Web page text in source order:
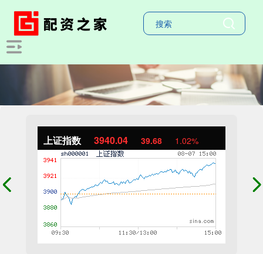
上证指数 3940.04 39.68 1.02%